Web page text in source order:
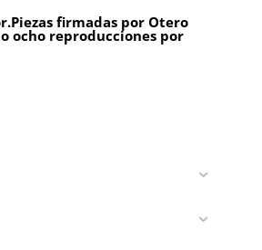
firmadas por Otero
ocho reproducciones por